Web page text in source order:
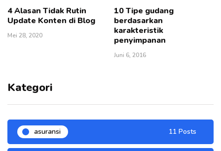
4 Alasan Tidak Rutin
Update Konten di Blog
Mei 28, 2020
10 Tipe gudang
berdasarkan
karakteristik
penyimpanan
Juni 6, 2016
Kategori
asuransi 11 Posts